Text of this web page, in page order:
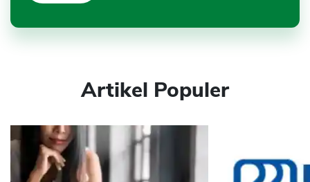
Artikel Populer